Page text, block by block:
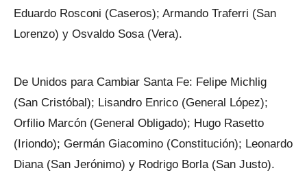
Eduardo Rosconi (Caseros); Armando Traferri (San
Lorenzo) y Osvaldo Sosa (Vera).
De Unidos para Cambiar Santa Fe: Felipe Michlig
(San Cristóbal); Lisandro Enrico (General López);
Orfilio Marcón (General Obligado); Hugo Rasetto
(Iriondo); Germán Giacomino (Constitución); Leonardo
Diana (San Jerónimo) y Rodrigo Borla (San Justo).